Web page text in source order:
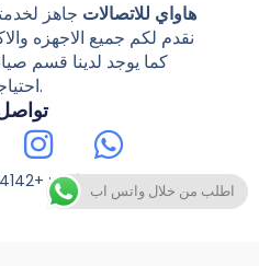
هاواي للاتصالات جاهز
نقدم لكم جميع الاجهزه
كما يوجد لدينا قسم
احتياجاتكم.
Instagram
هاتف: +962797494142 اطلب من خلال واتس اب